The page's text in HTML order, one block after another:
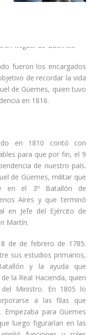
Miguel de Güemes.
fueron los encargados
de recordar la vida
de Güemes, quien tuvo
en 1816.
en 1810 contó con
para que por fin, el 9
de nuestro país.
de Güemes, militar que
en el 3º Batallón de
Aires y que terminó
en Jefe del Ejército de
Martín.
de de febrero de 1785.
sus estudios primarios,
y la ayuda que
la Real Hacienda, quien
Ministro. En 1805 lo
a las filas que
Empezaba para Güemes
luego figurarían en las